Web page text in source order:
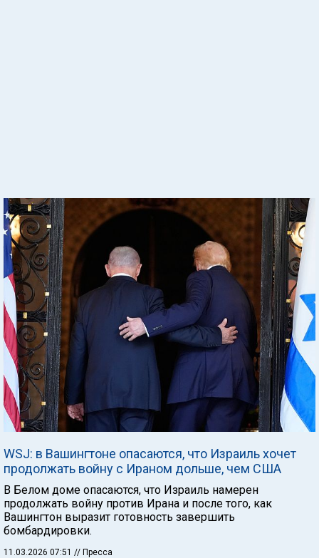
WSJ: в Вашингтоне опасаются, что Израиль хочет
продолжать войну с Ираном дольше, чем США
В Белом доме опасаются, что Израиль намерен
продолжать войну против Ирана и после того, как
Вашингтон выразит готовность завершить
бомбардировки.
11.03.2026 07:51 // Пресса